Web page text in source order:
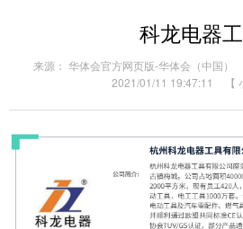
科龙电器
来源： 华体会官方网页版-华体会（中国）
2021/01/11 19:47:11
【